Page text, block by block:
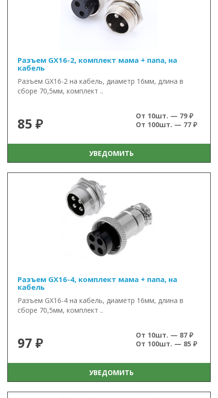
Разъем GX16-2, комплект мама + папа, на
кабель
Разъем GX16-2 на кабель, диаметр 16мм, длина в
сборе 70,5мм, комплект ..
85 ₽
От 10шт. — 79 ₽
От 100шт. — 77 ₽
УВЕДОМИТЬ
Разъем GX16-4, комплект мама + папа, на
кабель
Разъем GX16-4 на кабель, диаметр 16мм, длина в
сборе 70,5мм, комплект ..
97 ₽
От 10шт. — 87 ₽
От 100шт. — 85 ₽
УВЕДОМИТЬ